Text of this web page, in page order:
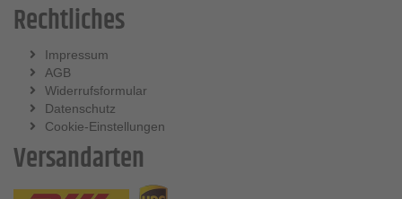
Rechtliches
Impressum
AGB
Widerrufsformular
Datenschutz
Cookie-Einstellungen
Versandarten